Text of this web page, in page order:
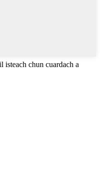
isteach chun cuardach a